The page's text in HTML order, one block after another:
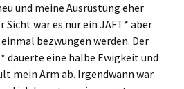
und meine Ausrüstung eher
Sicht war es nur ein JAFT* aber
bezwungen werden. Der
dauerte eine halbe Ewigkeit und
mein Arm ab. Irgendwann war